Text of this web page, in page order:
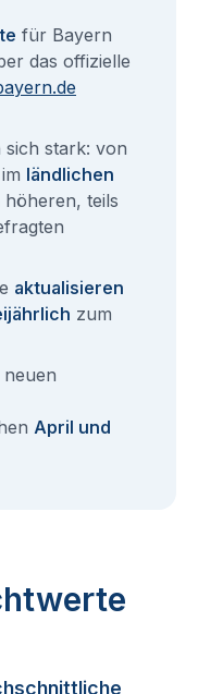
für Bayern
das offizielle
sich stark: von
ländlichen
höheren, teils
aktualisieren
zum
April und